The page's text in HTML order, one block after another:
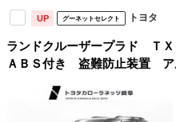
UP グーネットセレクト トヨタ
ランドクルーザープラド Ｔ
ＡＢＳ付き 盗難防止装置
コントロール メモリーナ
ナビＴＶ ダブルエアバッ